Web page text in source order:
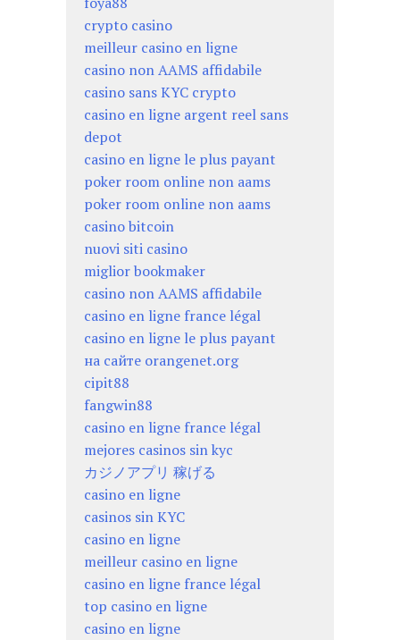
crypto casino
meilleur casino en ligne
casino non AAMS affidabile
casino sans KYC crypto
casino en ligne argent reel sans
depot
casino en ligne le plus payant
poker room online non aams
poker room online non aams
casino bitcoin
nuovi siti casino
miglior bookmaker
casino non AAMS affidabile
casino en ligne france légal
casino en ligne le plus payant
на сайте orangenet.org
cipit88
fangwin88
casino en ligne france légal
mejores casinos sin kyc
カジノアプリ 稼げる
casino en ligne
casinos sin KYC
casino en ligne
meilleur casino en ligne
casino en ligne france légal
top casino en ligne
casino en ligne